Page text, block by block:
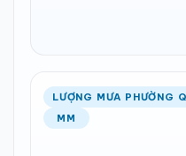
LƯỢNG MƯA PHƯỜNG
MM